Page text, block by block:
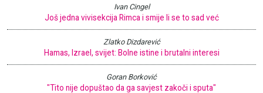
Ivan Cingel
Još jedna vivisekcija Rimca i smije li se to sad već
Zlatko Dizdarević
Hamas, Izrael, svijet: Bolne istine i brutalni interesi
Goran Borković
"Tito nije dopuštao da ga savjest zakoči i sputa"